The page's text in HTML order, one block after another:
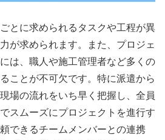
とに求められるタスクや工程が異
が求められます。また、プロジェ
は、職人や施工管理者など多くの
ことが不可欠です。特に派遣から
場の流れをいち早く把握し、全員
スムーズにプロジェクトを進行す
できるチームメンバーとの連携